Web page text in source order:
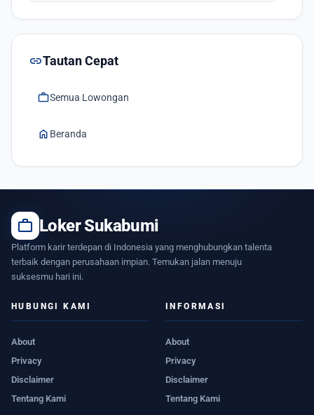
linkTautan Cepat
workSemua Lowongan
home Beranda
work Loker Sukabumi
Platform karir terdepan di Indonesia yang menghubungkan talenta
terbaik dengan perusahaan impian. Temukan jalan menuju
suksesmu hari ini.
HUBUNGI KAMI
About
Privacy
Disclaimer
Tentang Kami
INFORMASI
About
Privacy
Disclaimer
Tentang Kami